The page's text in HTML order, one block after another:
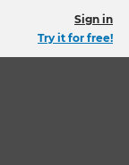
Sign in
Try it for free!